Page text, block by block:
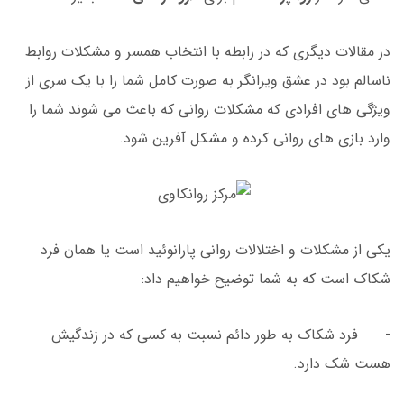
در مقالات دیگری که در رابطه با انتخاب همسر و مشکلات روابط
ناسالم بود در عشق ویرانگر به صورت کامل شما را با یک سری از
ویژگی های افرادی که مشکلات روانی که باعث می شوند شما را
وارد بازی های روانی کرده و مشکل آفرین شود.
یکی از مشکلات و اختلالات روانی پارانوئید است یا همان فرد
شکاک است که به شما توضیح خواهیم داد:
- فرد شکاک به طور دائم نسبت به کسی که در زندگیش
هست شک دارد.